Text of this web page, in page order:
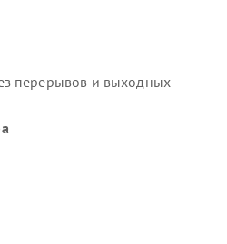
перерывов и выходных